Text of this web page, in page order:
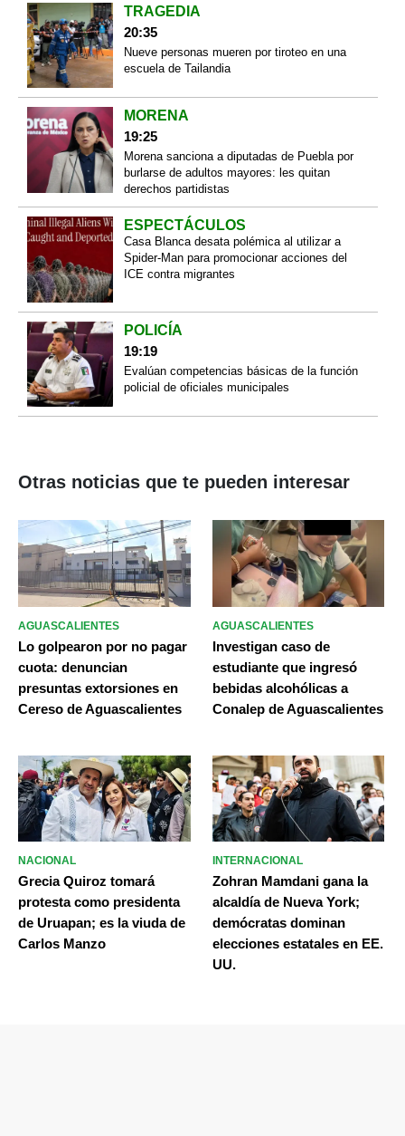
TRAGEDIA
20:35
Nueve personas mueren por tiroteo en una
escuela de Tailandia
MORENA
19:25
Morena sanciona a diputadas de Puebla por
burlarse de adultos mayores: les quitan
derechos partidistas
ESPECTÁCULOS
Casa Blanca desata polémica al utilizar a
Spider-Man para promocionar acciones del
ICE contra migrantes
POLICÍA
19:19
Evalúan competencias básicas de la función
policial de oficiales municipales
Otras noticias que te pueden interesar
AGUASCALIENTES
Lo golpearon por no pagar
cuota: denuncian
presuntas extorsiones en
Cereso de Aguascalientes
AGUASCALIENTES
Investigan caso de
estudiante que ingresó
bebidas alcohólicas a
Conalep de Aguascalientes
NACIONAL
Grecia Quiroz tomará
protesta como presidenta
de Uruapan; es la viuda de
Carlos Manzo
INTERNACIONAL
Zohran Mamdani gana la
alcaldía de Nueva York;
demócratas dominan
elecciones estatales en EE.
UU.